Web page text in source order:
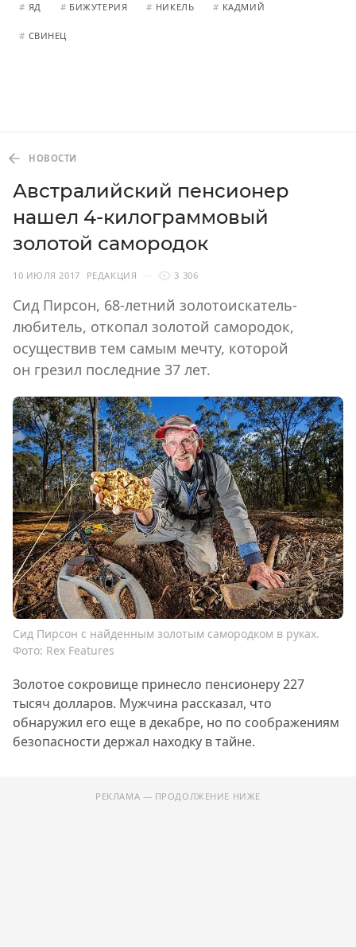
# ЯД # БИЖУТЕРИЯ # НИКЕЛЬ # КАДМИЙ
# СВИНЕЦ
НОВОСТИ
Австралийский пенсионер
нашел 4-килограммовый
золотой самородок
10 ИЮЛЯ 2017 РЕДАКЦИЯ 3 306
Сид Пирсон, 68-летний золотоискатель-
любитель, откопал золотой самородок,
осуществив тем самым мечту, которой
он грезил последние 37 лет.
Сид Пирсон с найденным золотым самородком в руках.
Фото: Rex Features
Золотое сокровище принесло пенсионеру 227
тысяч долларов. Мужчина рассказал, что
обнаружил его еще в декабре, но по соображениям
безопасности держал находку в тайне.
РЕКЛАМА — ПРОДОЛЖЕНИЕ НИЖЕ